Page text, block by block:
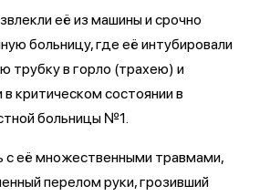
её из машины и срочно
больницу, где её интубировали
трубку в горло (трахею) и
критическом состоянии в
больницы №1.
с её множественными травмами,
перелом руки, грозивший